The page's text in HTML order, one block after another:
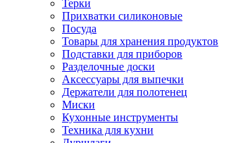
Терки
Прихватки силиконовые
Посуда
Товары для хранения продуктов
Подставки для приборов
Разделочные доски
Аксессуары для выпечки
Держатели для полотенец
Миски
Кухонные инструменты
Техника для кухни